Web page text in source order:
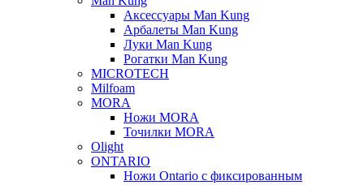
Аксессуары Man Kung
Арбалеты Man Kung
Луки Man Kung
Рогатки Man Kung
MICROTECH
Milfoam
MORA
Ножи MORA
Точилки MORA
Olight
ONTARIO
Ножи Ontario c фиксированным